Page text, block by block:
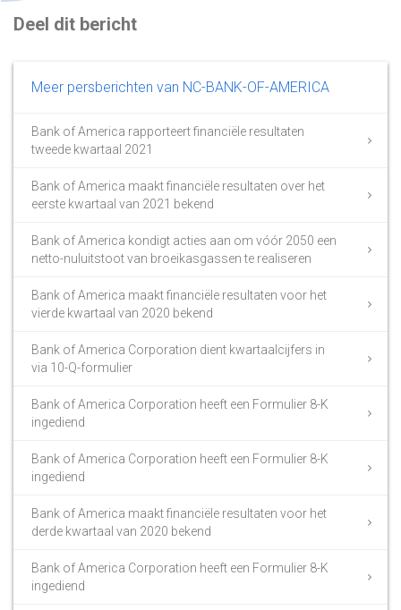
Deel dit bericht
Meer persberichten van NC-BANK-OF-AMERICA
Bank of America rapporteert financiële resultaten
tweede kwartaal 2021
Bank of America maakt financiële resultaten over het
eerste kwartaal van 2021 bekend
Bank of America kondigt acties aan om vóór 2050 een
netto-nuluitstoot van broeikasgassen te realiseren
Bank of America maakt financiële resultaten voor het
vierde kwartaal van 2020 bekend
Bank of America Corporation dient kwartaalcijfers in
via 10-Q-formulier
Bank of America Corporation heeft een Formulier 8-K
ingediend
Bank of America Corporation heeft een Formulier 8-K
ingediend
Bank of America maakt financiële resultaten voor het
derde kwartaal van 2020 bekend
Bank of America Corporation heeft een Formulier 8-K
ingediend